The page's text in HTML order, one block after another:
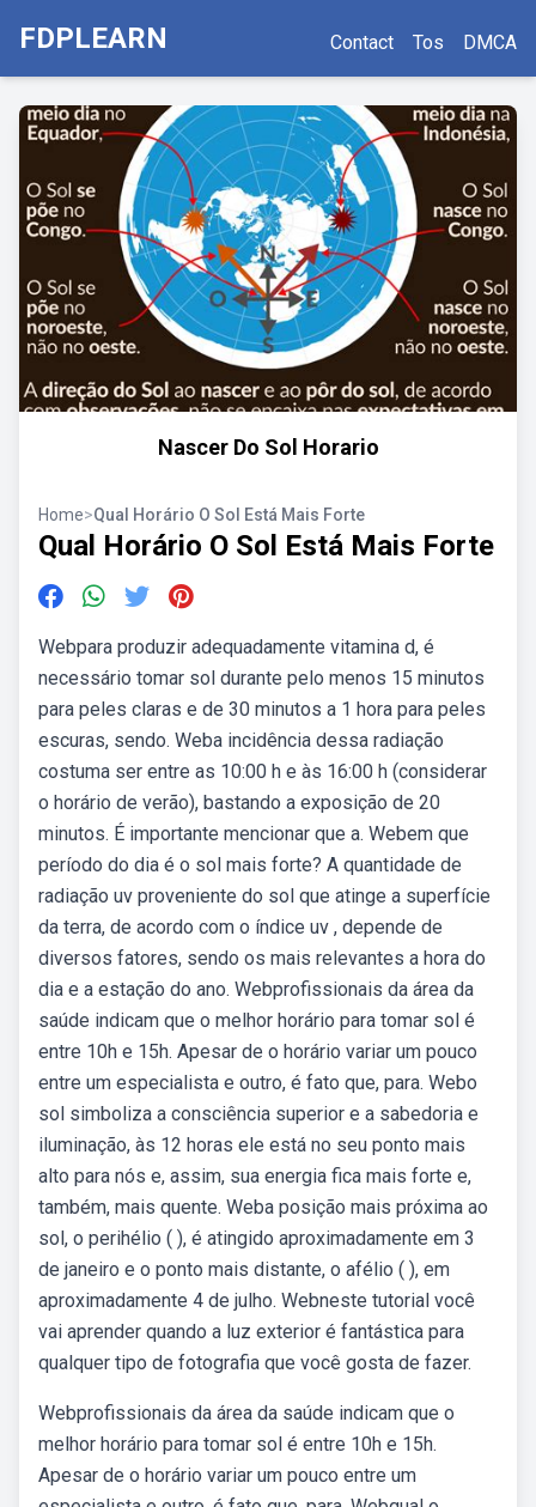
FDPLEARN Contact Tos DMCA
Nascer Do Sol Horario
Home>Qual Horário O Sol Está Mais Forte
Qual Horário O Sol Está Mais Forte
Webpara produzir adequadamente vitamina d, é
necessário tomar sol durante pelo menos 15 minutos
para peles claras e de 30 minutos a 1 hora para peles
escuras, sendo. Weba incidência dessa radiação
costuma ser entre as 10:00 h e às 16:00 h (considerar
o horário de verão), bastando a exposição de 20
minutos. É importante mencionar que a. Webem que
período do dia é o sol mais forte? A quantidade de
radiação uv proveniente do sol que atinge a superfície
da terra, de acordo com o índice uv , depende de
diversos fatores, sendo os mais relevantes a hora do
dia e a estação do ano. Webprofissionais da área da
saúde indicam que o melhor horário para tomar sol é
entre 10h e 15h. Apesar de o horário variar um pouco
entre um especialista e outro, é fato que, para. Webo
sol simboliza a consciência superior e a sabedoria e
iluminação, às 12 horas ele está no seu ponto mais
alto para nós e, assim, sua energia fica mais forte e,
também, mais quente. Weba posição mais próxima ao
sol, o perihélio ( ), é atingido aproximadamente em 3
de janeiro e o ponto mais distante, o afélio ( ), em
aproximadamente 4 de julho. Webneste tutorial você
vai aprender quando a luz exterior é fantástica para
qualquer tipo de fotografia que você gosta de fazer.
Webprofissionais da área da saúde indicam que o
melhor horário para tomar sol é entre 10h e 15h.
Apesar de o horário variar um pouco entre um